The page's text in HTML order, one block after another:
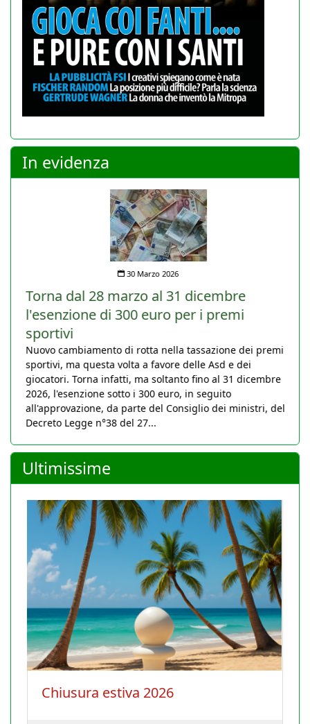
In evidenza
30 Marzo 2026
Torna dal 28 marzo al 31 dicembre
l'esenzione di 300 euro per i premi
sportivi
Nuovo cambiamento di rotta nella tassazione dei premi
sportivi, ma questa volta a favore delle Asd e dei
giocatori. Torna infatti, ma soltanto fino al 31 dicembre
2026, l'esenzione sotto i 300 euro, in seguito
all'approvazione, da parte del Consiglio dei ministri, del
Decreto Legge n°38 del 27...
Ultimissime
La Conferenza degli